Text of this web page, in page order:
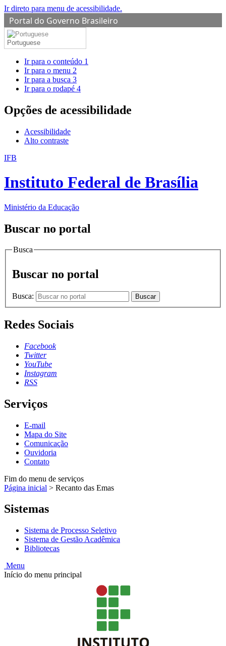
Ir direto para menu de acessibilidade.
Portal do Governo Brasileiro
Portuguese
Ir para o conteúdo 1
Ir para o menu 2
Ir para a busca 3
Ir para o rodapé 4
Opções de acessibilidade
Acessibilidade
Alto contraste
IFB
Instituto Federal de Brasília
Ministério da Educação
Buscar no portal
Busca
Buscar no portal
Busca: Buscar
Redes Sociais
Facebook
Twitter
YouTube
Instagram
RSS
Serviços
E-mail
Mapa do Site
Comunicação
Ouvidoria
Contato
Fim do menu de serviços
Página inicial > Recanto das Emas
Sistemas
Sistema de Processo Seletivo
Sistema de Gestão Acadêmica
Bibliotecas
Menu
Início do menu principal